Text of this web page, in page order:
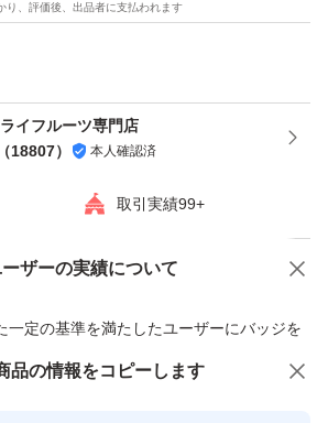
り、評価後、出品者に支払われます
イフルーツ専門店
（18807） 本人確認済
取引実績99+
ザーの実績について
一定の基準を満たしたユーザーにバッジを
商品への質問
品の情報をコピーします
人にオススメ